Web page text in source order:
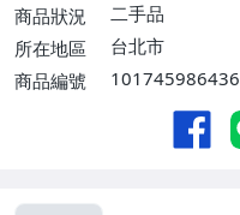
商品狀況
二手品
所在地區
台北市
商品編號
101745986436